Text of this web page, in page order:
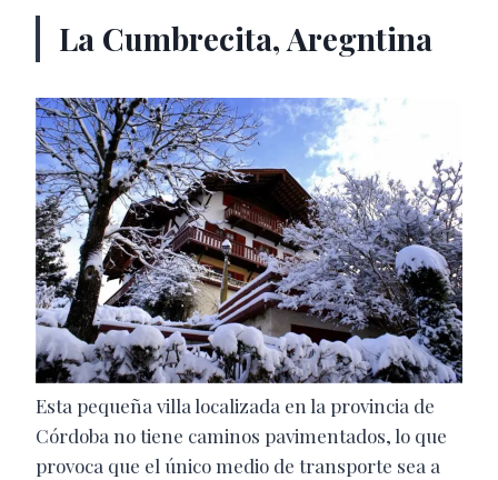
La Cumbrecita, Aregntina
Esta pequeña villa localizada en la provincia de
Córdoba no tiene caminos pavimentados, lo que
provoca que el único medio de transporte sea a